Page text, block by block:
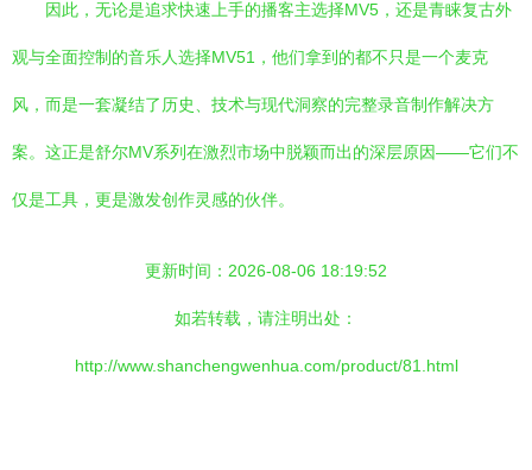
因此，无论是追求快速上手的播客主选择MV5，还是青睐复古外
观与全面控制的音乐人选择MV51，他们拿到的都不只是一个麦克
风，而是一套凝结了历史、技术与现代洞察的完整录音制作解决方
案。这正是舒尔MV系列在激烈市场中脱颖而出的深层原因——它们不
仅是工具，更是激发创作灵感的伙伴。
更新时间：2026-08-06 18:19:52
如若转载，请注明出处：
http://www.shanchengwenhua.com/product/81.html